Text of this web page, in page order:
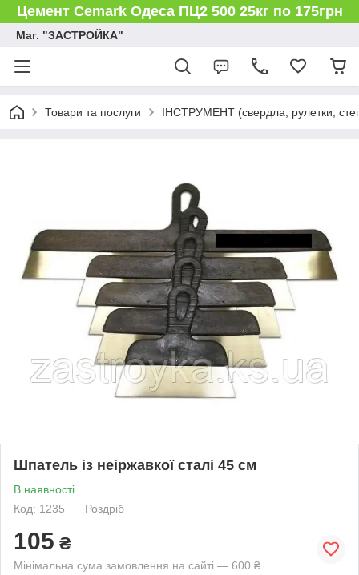
Цемент Cemark Одеса ПЦ2 500 25кг по 175грн
Маг. "ЗАСТРОЙКА"
Товари та послуги ІНСТРУМЕНТ (свердла, рулетки,
Шпатель із неіржавкої сталі 45 см
В наявності
Код: 1235
Роздріб
105 ₴
Мінімальна сума замовлення на сайті — 600 ₴